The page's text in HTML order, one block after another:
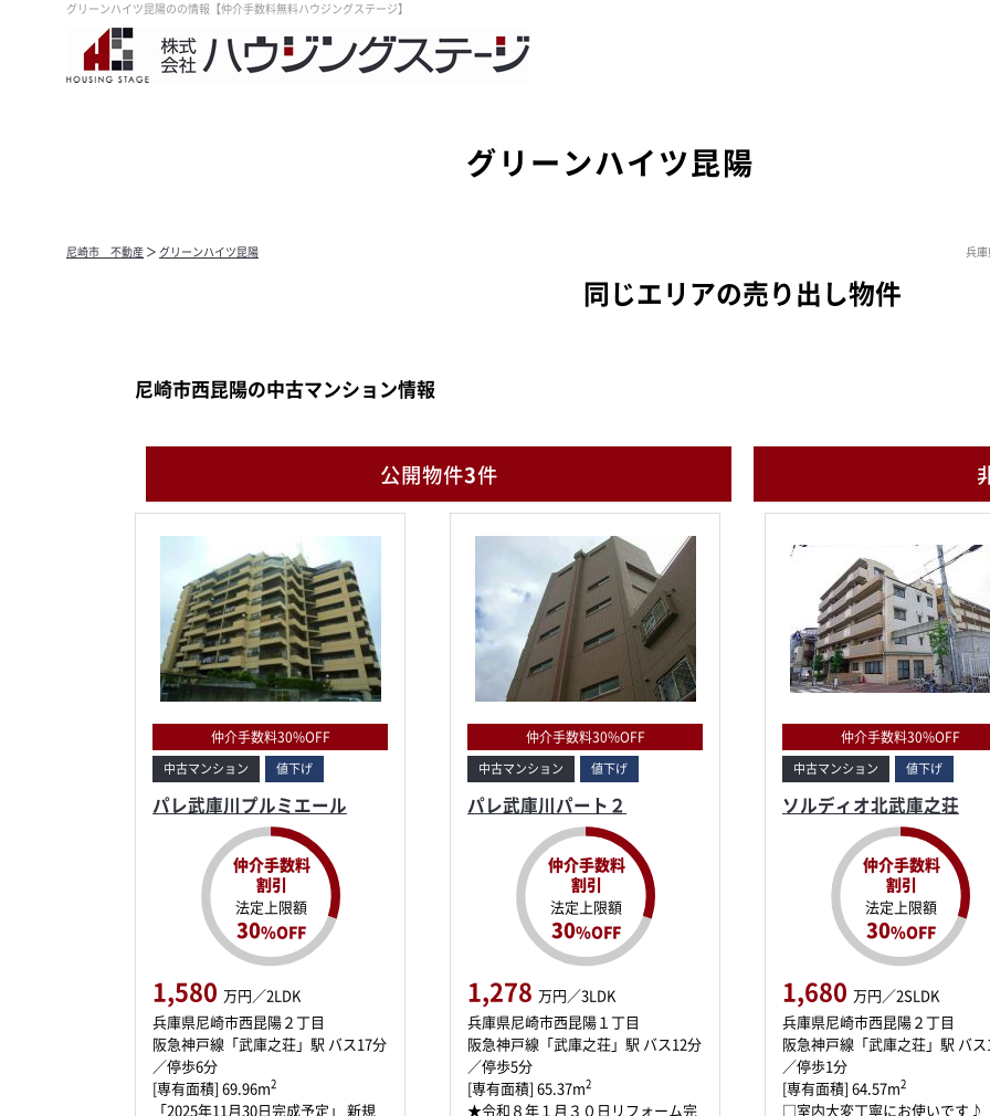
グリーンハイツ昆陽のの情報【仲介手数料無料ハウジングステージ】
グリーンハイツ昆陽
尼崎市 不動産 ＞ グリーンハイツ昆陽 兵
同じエリアの売り出し物件
尼崎市西昆陽の中古マンション情報
公開物件3件
仲介手数料30%OFF
中古マンション 値下げ
パレ武庫川プルミエール
仲介手数料
割引
法定上限額
30%OFF
1,580 万円／2LDK
兵庫県尼崎市西昆陽２丁目
阪急神戸線「武庫之荘」駅 バス17分
／停歩6分
[専有面積] 69.96m2
「2025年11月30日完成予定」 新規
仲介手数料30%OFF
中古マンション 値下げ
パレ武庫川パート２
仲介手数料
割引
法定上限額
30%OFF
1,278 万円／3LDK
兵庫県尼崎市西昆陽１丁目
阪急神戸線「武庫之荘」駅 バス12分
／停歩5分
[専有面積] 65.37m2
★令和８年１月３０日リフォーム完
仲介手数料30%OFF
中古マンション 値下げ
ソルディオ北武庫之荘
仲介手数料
割引
法定上限額
30%OFF
1,680 万円／2SLDK
兵庫県尼崎市西昆陽２丁目
阪急神戸線「武庫之荘」駅 バ
／停歩1分
[専有面積] 64.57m2
□室内大変丁寧にお使いです♪